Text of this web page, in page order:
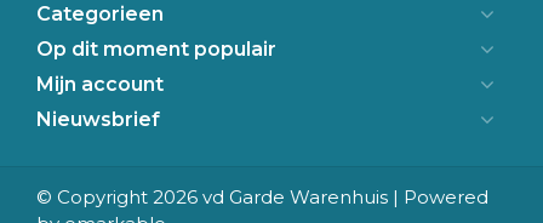
Categorieen
Op dit moment populair
Mijn account
Nieuwsbrief
© Copyright 2026 vd Garde Warenhuis | Powered